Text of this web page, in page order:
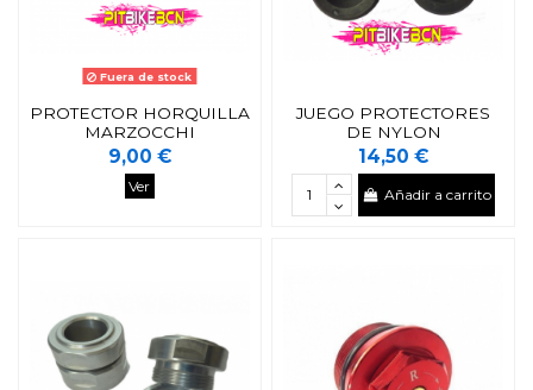
Fuera de stock
PROTECTOR HORQUILLA
MARZOCCHI
9,00 €
Ver
JUEGO PROTECTORES
DE NYLON
14,50 €
Añadir a carrito